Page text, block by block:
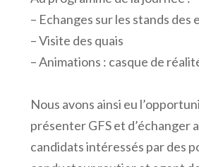
– Echanges sur les stands des
– Visite des quais
– Animations : casque de
Nous avons ainsi eu
présenter GFS et d’échanger
candidats intéressés par des